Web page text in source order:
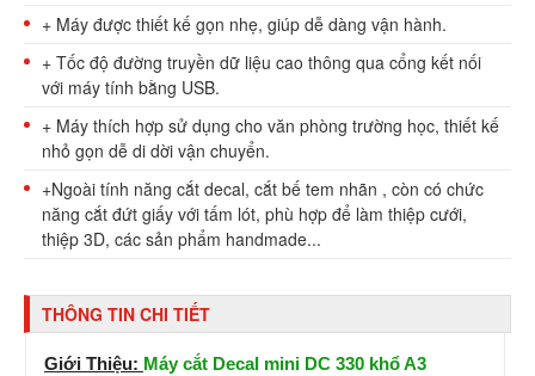
+ Máy được thiết kế gọn nhẹ, giúp dễ dàng vận hành.
+ Tốc độ đường truyền dữ liệu cao thông qua cổng kết nối
với máy tính bằng USB.
+ Máy thích hợp sử dụng cho văn phòng trường học, thiết kế
nhỏ gọn dễ di dời vận chuyển.
+Ngoài tính năng cắt decal, cắt bế tem nhãn , còn có chức
năng cắt đứt giấy với tấm lót, phù hợp để làm thiệp cưới,
thiệp 3D, các sản phẩm handmade...
THÔNG TIN CHI TIẾT
Giới Thiệu: Máy cắt Decal mini DC 330 khổ A3